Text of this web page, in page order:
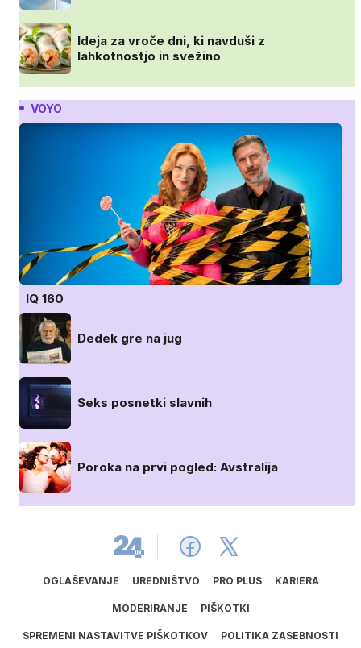
Ideja za vroče dni, ki navduši z
lahkotnostjo in svežino
VOYO
IQ 160
Dedek gre na jug
Seks posnetki slavnih
Poroka na prvi pogled: Avstralija
OGLAŠEVANJE UREDNIŠTVO PRO PLUS KARIERA
MODERIRANJE PIŠKOTKI
SPREMENI NASTAVITVE PIŠKOTKOV POLITIKA ZASEBNOSTI